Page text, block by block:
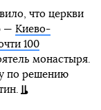
что церкви
— Киево-
100
монастыря.
по решению